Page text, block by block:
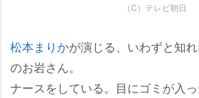
（C）テレビ朝日
松本まりかが演じる、いわずと知れ
のお岩さん。
ナースをしている。目にゴミが入